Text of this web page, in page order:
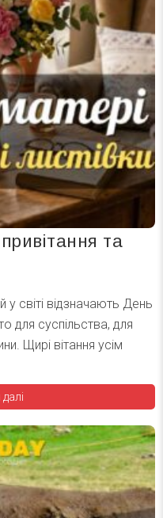
та
у світі відзначають День
для суспільства, для
Щирі вітання усім